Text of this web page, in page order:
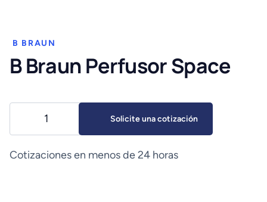
B BRAUN
B Braun Perfusor Space
Perfusor
Space
Solicite una cotización
Cotizaciones en menos de 24 horas